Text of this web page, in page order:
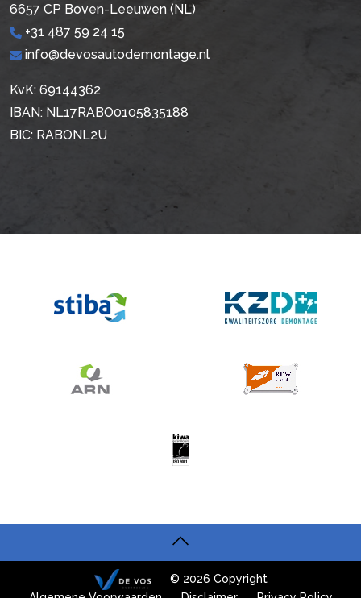
6657 CP Boven-Leeuwen (NL)
+31 487 59 24 15
info@devosautodemontage.nl
KvK: 69144362
IBAN: NL17RABO0105835188
BIC: RABONL2U
© 2026 Copyright
Algemene Voorwaarden
Disclaimer Privacy Policy